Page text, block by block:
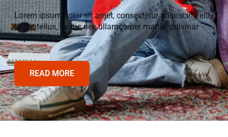
Lorem ipsum dolor sit amet, consectetur adipiscing elit.
Ut elit tellus, luctus nec ullamcorper mattis, pulvinar
dapibus leo.
READ MORE